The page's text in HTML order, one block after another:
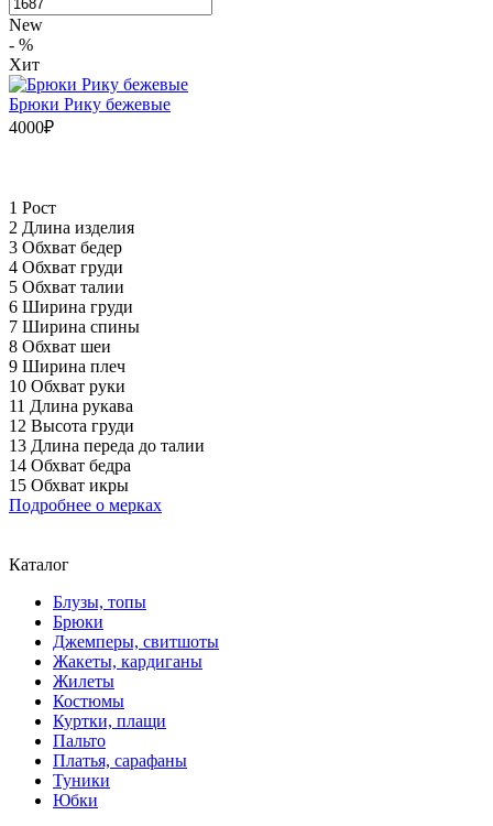
New
- %
Хит
Брюки Рику бежевые
4000₽
1 Рост
2 Длина изделия
3 Обхват бедер
4 Обхват груди
5 Обхват талии
6 Ширина груди
7 Ширина спины
8 Обхват шеи
9 Ширина плеч
10 Обхват руки
11 Длина рукава
12 Высота груди
13 Длина переда до талии
14 Обхват бедра
15 Обхват икры
Подробнее о мерках
Каталог
Блузы, топы
Брюки
Джемперы, свитшоты
Жакеты, кардиганы
Жилеты
Костюмы
Куртки, плащи
Пальто
Платья, сарафаны
Туники
Юбки